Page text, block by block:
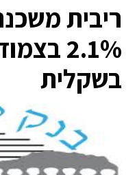
ריבית
בשקלית